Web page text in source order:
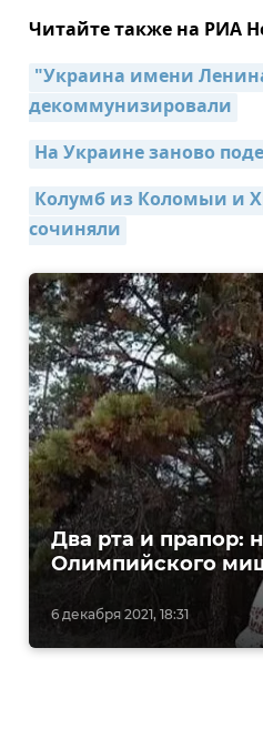
Читайте также на РИА
"Украина имени
декоммунизировали
На Украине заново
Колумб из Коломыи и
сочиняли
6 декабря 2021, 18:31
Два рта и прапор:
Олимпийского